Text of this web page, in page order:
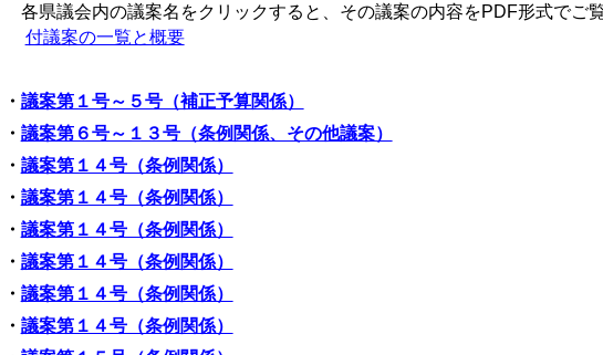
各県議会内の議案名をクリックすると、その議案の内容をPDF形式でご覧
付議案の一覧と概要
・ 議案第１号～５号（補正予算関係）
・ 議案第６号～１３号（条例関係、その他議案）
・ 議案第１４号（条例関係）
・ 議案第１４号（条例関係）
・ 議案第１４号（条例関係）
・ 議案第１４号（条例関係）
・ 議案第１４号（条例関係）
・ 議案第１４号（条例関係）